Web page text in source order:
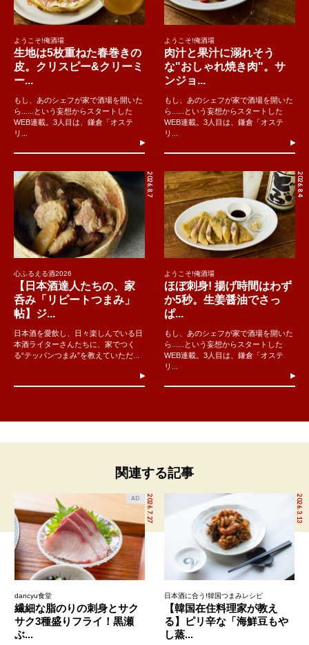
ようこそ!俺酒場
生地は5枚重ねた春巻きの
皮。クリスピー&クリーミ
ー...
もし、あのシェフが家で酒場を開いた
ら......という妄想からスタートした
WEB連載。3人目は、鎌倉「オステ
リ...
ようこそ!俺酒場
肉汁と果汁に溺れそう
な"おしゃれ焼き肉"。サ
ンジョ...
もし、あのシェフが家で酒場を開いた
ら......という妄想からスタートした
WEB連載。3人目は、鎌倉「オステ
リ...
2026.8.7
心ふるえる酒2026
【日本酒達人たちの、家
呑み「リピートつまみ」
帖】ジ...
日本酒を愛飲し、日々楽しんでいる日
本酒ライターさんたちに、家でつく
る“テッパンつまみ”を教えていただ...
2026.8.4
ようこそ!俺酒場
ほぼ刺身! 揚げ時間はわず
か5秒。生姜醤油でさっ
ぱ...
もし、あのシェフが家で酒場を開いた
ら......という妄想からスタートした
WEB連載。3人目は、鎌倉「オステ
リ...
関連する記事
2026.7.27
AD
dancyu食堂
繊細な脂のりの刺身とサク
サク3種盛りフライ！黒瀬
ぶ...
2026.3.13
日本酒に合う!韓国つまみレシピ
【韓国在住料理家が教え
る】ピリ辛な「海鮮豆もや
し蒸...